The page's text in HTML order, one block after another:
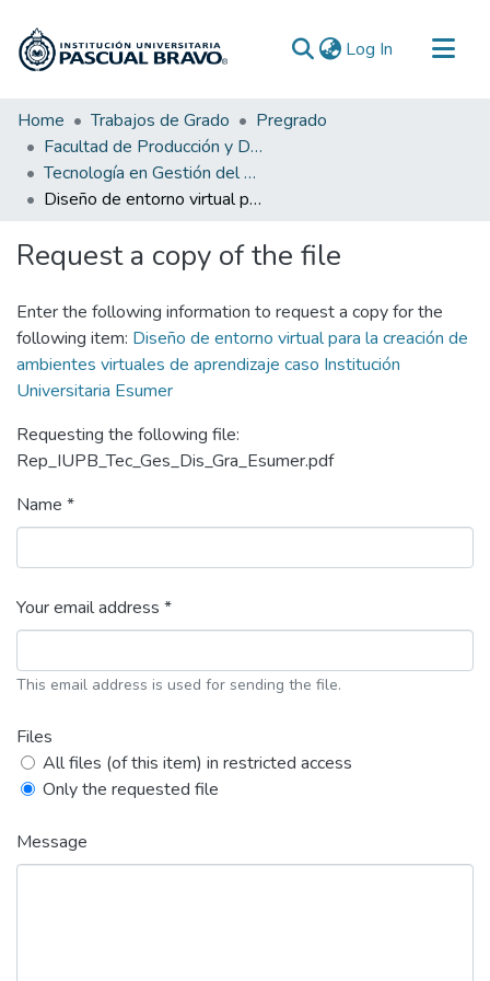
Log In (current)
Communities & Collections
All of DSpace
Statistics
Home Trabajos de Grado
Pregrado
Facultad de Producción y Diseño
Tecnología en Gestión del Diseño Gráfico
Diseño de entorno virtual para la creación de ambientes virtuales de aprendizaje caso Institución Universitaria Esumer
Request a copy of the file
Enter the following information to request a copy for the
following item: Diseño de entorno virtual para la creación de
ambientes virtuales de aprendizaje caso Institución
Universitaria Esumer
Requesting the following file:
Rep_IUPB_Tec_Ges_Dis_Gra_Esumer.pdf
Name *
Your email address *
This email address is used for sending the file.
Files
All files (of this item) in restricted access
Only the requested file
Message